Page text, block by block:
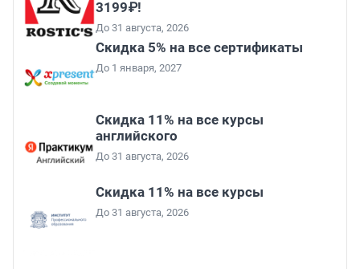
3199₽!
До 31 августа, 2026
Скидка 5% на все сертификаты
До 1 января, 2027
Скидка 11% на все курсы
английского
До 31 августа, 2026
Скидка 11% на все курсы
До 31 августа, 2026